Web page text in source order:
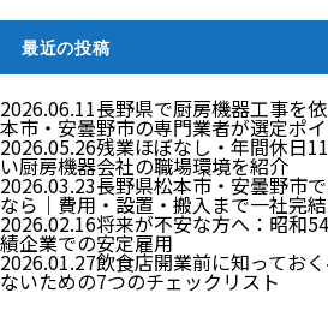
最近の投稿
2026.06.11長野県で厨房機器工事を
本市・安曇野市の専門業者が選定ポ
2026.05.26残業ほぼなし・年間休日
い厨房機器会社の職場環境を紹介
2026.03.23長野県松本市・安曇野市
なら｜費用・設置・搬入まで一社完
2026.02.16将来が不安な方へ：昭和
績企業での安定雇用
2026.01.27飲食店開業前に知ってお
ないための7つのチェックリスト